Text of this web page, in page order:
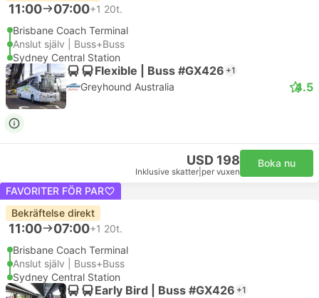
11:00 07:00+1 20t.
Brisbane Coach Terminal
Anslut själv | Buss+Buss
Sydney Central Station
Flexible | Buss #GX426 +1
Greyhound Australia 4.5
USD 198
Inklusive skatter per vuxen
Boka nu
FAVORITER FÖR PAR
Bekräftelse direkt
11:00 07:00+1 20t.
Brisbane Coach Terminal
Anslut själv | Buss+Buss
Sydney Central Station
Early Bird | Buss #GX426 +1